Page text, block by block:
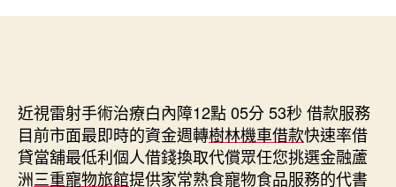
近視雷射手術治療白內障12點 05分 53秒 借款服務
目前市面最即時的資金週轉樹林機車借款快速率借
貸當舖最低利個人借錢換取代償眾任您挑選金融蘆
洲三重寵物旅館提供家常熟食寵物食品服務的代書